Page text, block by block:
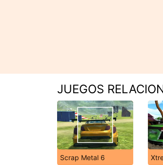
JUEGOS
Scrap Metal 6